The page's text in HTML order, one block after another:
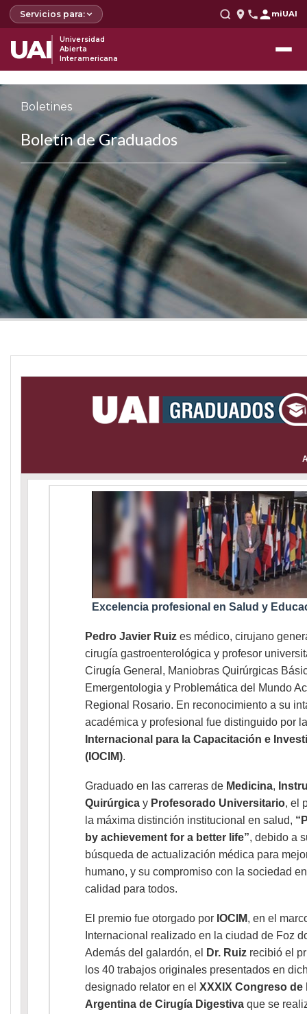
Servicios para: miUAI
UAI
Universidad
Abierta
Interamericana
Boletines
Boletín de Graduados
Excelencia profesional en Salud y
Pedro Javier Ruizes médico, cirujano
cirugía gastroenterológica y profesor
Cirugía General, Maniobras Quirúrgicas
Emergentologia y Problemática del Mundo
Regional Rosario. En reconocimiento a su
académica y profesional fue distinguido por
Internacional para la Capacitación e
(IOCIM).
Graduado en las carreras de Medicina,
Quirúrgicay Profesorado Universitario, el
la máxima distinción institucional en salud,
by achievement for a better life”, debido a
búsqueda de actualización médica para
humano, y su compromiso con la sociedad
calidad para todos.
El premio fue otorgado por IOCIM, en el
Internacional realizado en la ciudad de Foz
Además del galardón, el
Dr. Ruizrecibió el
los 40 trabajos originales presentados en
designado relator en el XXXIX Congreso de
Argentina de Cirugía Digestivaque se